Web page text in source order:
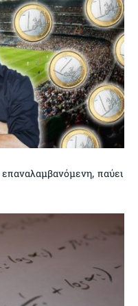
παύει